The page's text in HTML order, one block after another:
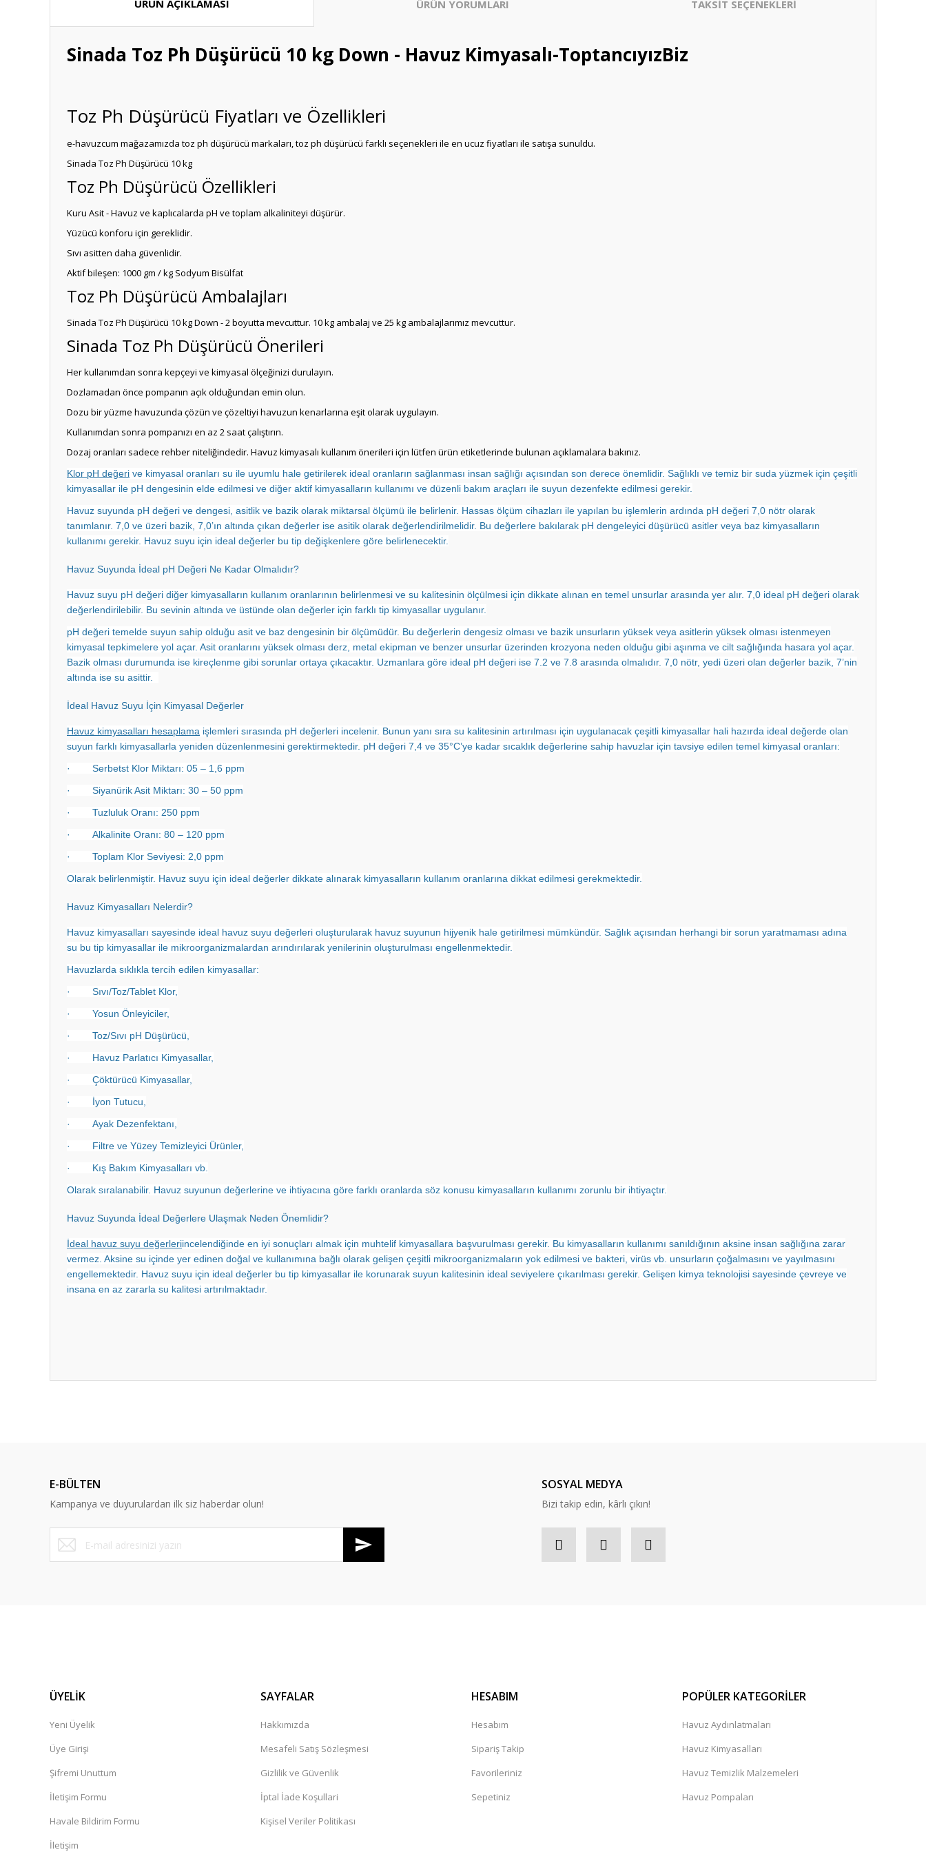
ÜRÜN AÇIKLAMASI ÜRÜN YORUMLARI TAKSİT SEÇENEKLERİ
Sinada Toz Ph Düşürücü 10 kg Down - Havuz Kimyasalı-ToptancıyızBiz
Toz Ph Düşürücü Fiyatları ve Özellikleri
e-havuzcum mağazamızda toz ph düşürücü markaları, toz ph düşürücü farklı seçenekleri ile en ucuz fiyatları ile satışa sunuldu.
Sinada Toz Ph Düşürücü 10 kg
Toz Ph Düşürücü Özellikleri
Kuru Asit - Havuz ve kaplıcalarda pH ve toplam alkaliniteyi düşürür.
Yüzücü konforu için gereklidir.
Sıvı asitten daha güvenlidir.
Aktif bileşen: 1000 gm / kg Sodyum Bisülfat
Toz Ph Düşürücü Ambalajları
Sinada Toz Ph Düşürücü 10 kg Down - 2 boyutta mevcuttur. 10 kg ambalaj ve 25 kg ambalajlarımız mevcuttur.
Sinada Toz Ph Düşürücü Önerileri
Her kullanımdan sonra kepçeyi ve kimyasal ölçeğinizi durulayın.
Dozlamadan önce pompanın açık olduğundan emin olun.
Dozu bir yüzme havuzunda çözün ve çözeltiyi havuzun kenarlarına eşit olarak uygulayın.
Kullanımdan sonra pompanızı en az 2 saat çalıştırın.
Dozaj oranları sadece rehber niteliğindedir. Havuz kimyasalı kullanım önerileri için lütfen ürün etiketlerinde bulunan açıklamalara bakınız.
Klor pH değeri ve kimyasal oranları su ile uyumlu hale getirilerek ideal oranların sağlanması insan sağlığı açısından son derece önemlidir. Sağlıklı ve temiz bir suda yüzmek için çeşitli
kimyasallar ile pH dengesinin elde edilmesi ve diğer aktif kimyasalların kullanımı ve düzenli bakım araçları ile suyun dezenfekte edilmesi gerekir.
Havuz suyunda pH değeri ve dengesi, asitlik ve bazik olarak miktarsal ölçümü ile belirlenir. Hassas ölçüm cihazları ile yapılan bu işlemlerin ardında pH değeri 7,0 nötr olarak
tanımlanır. 7,0 ve üzeri bazik, 7,0’ın altında çıkan değerler ise asitik olarak değerlendirilmelidir. Bu değerlere bakılarak pH dengeleyici düşürücü asitler veya baz kimyasalların
kullanımı gerekir. Havuz suyu için ideal değerler bu tip değişkenlere göre belirlenecektir.
Havuz Suyunda İdeal pH Değeri Ne Kadar Olmalıdır?
Havuz suyu pH değeri diğer kimyasalların kullanım oranlarının belirlenmesi ve su kalitesinin ölçülmesi için dikkate alınan en temel unsurlar arasında yer alır. 7,0 ideal pH değeri olarak
değerlendirilebilir. Bu sevinin altında ve üstünde olan değerler için farklı tip kimyasallar uygulanır.
pH değeri temelde suyun sahip olduğu asit ve baz dengesinin bir ölçümüdür. Bu değerlerin dengesiz olması ve bazik unsurların yüksek veya asitlerin yüksek olması istenmeyen
kimyasal tepkimelere yol açar. Asit oranlarını yüksek olması derz, metal ekipman ve benzer unsurlar üzerinden krozyona neden olduğu gibi aşınma ve cilt sağlığında hasara yol açar.
Bazik olması durumunda ise kireçlenme gibi sorunlar ortaya çıkacaktır. Uzmanlara göre ideal pH değeri ise 7.2 ve 7.8 arasında olmalıdır. 7,0 nötr, yedi üzeri olan değerler bazik, 7’nin
altında ise su asittir.
İdeal Havuz Suyu İçin Kimyasal Değerler
Havuz kimyasalları hesaplama işlemleri sırasında pH değerleri incelenir. Bunun yanı sıra su kalitesinin artırılması için uygulanacak çeşitli kimyasallar hali hazırda ideal değerde olan
suyun farklı kimyasallarla yeniden düzenlenmesini gerektirmektedir. pH değeri 7,4 ve 35°C’ye kadar sıcaklık değerlerine sahip havuzlar için tavsiye edilen temel kimyasal oranları:
· Serbetst Klor Miktarı: 05 – 1,6 ppm
· Siyanürik Asit Miktarı: 30 – 50 ppm
· Tuzluluk Oranı: 250 ppm
· Alkalinite Oranı: 80 – 120 ppm
· Toplam Klor Seviyesi: 2,0 ppm
Olarak belirlenmiştir. Havuz suyu için ideal değerler dikkate alınarak kimyasalların kullanım oranlarına dikkat edilmesi gerekmektedir.
Havuz Kimyasalları Nelerdir?
Havuz kimyasalları sayesinde ideal havuz suyu değerleri oluşturularak havuz suyunun hijyenik hale getirilmesi mümkündür. Sağlık açısından herhangi bir sorun yaratmaması adına
su bu tip kimyasallar ile mikroorganizmalardan arındırılarak yenilerinin oluşturulması engellenmektedir.
Havuzlarda sıklıkla tercih edilen kimyasallar:
· Sıvı/Toz/Tablet Klor,
· Yosun Önleyiciler,
· Toz/Sıvı pH Düşürücü,
· Havuz Parlatıcı Kimyasallar,
· Çöktürücü Kimyasallar,
· İyon Tutucu,
· Ayak Dezenfektanı,
· Filtre ve Yüzey Temizleyici Ürünler,
· Kış Bakım Kimyasalları vb.
Olarak sıralanabilir. Havuz suyunun değerlerine ve ihtiyacına göre farklı oranlarda söz konusu kimyasalların kullanımı zorunlu bir ihtiyaçtır.
Havuz Suyunda İdeal Değerlere Ulaşmak Neden Önemlidir?
İdeal havuz suyu değerleriincelendiğinde en iyi sonuçları almak için muhtelif kimyasallara başvurulması gerekir. Bu kimyasalların kullanımı sanıldığının aksine insan sağlığına zarar
vermez. Aksine su içinde yer edinen doğal ve kullanımına bağlı olarak gelişen çeşitli mikroorganizmaların yok edilmesi ve bakteri, virüs vb. unsurların çoğalmasını ve yayılmasını
engellemektedir. Havuz suyu için ideal değerler bu tip kimyasallar ile korunarak suyun kalitesinin ideal seviyelere çıkarılması gerekir. Gelişen kimya teknolojisi sayesinde çevreye ve
insana en az zararla su kalitesi artırılmaktadır.
E-BÜLTEN
Kampanya ve duyurulardan ilk siz haberdar olun!
SOSYAL MEDYA
Bizi takip edin, kârlı çıkın!
ÜYELİK
Yeni Üyelik
Üye Girişi
Şifremi Unuttum
İletişim Formu
Havale Bildirim Formu
İletişim
SAYFALAR
Hakkımızda
Mesafeli Satış Sözleşmesi
Gizlilik ve Güvenlik
İptal İade Koşullari
Kişisel Veriler Politikası
HESABIM
Hesabım
Sipariş Takip
Favorileriniz
Sepetiniz
POPÜLER KATEGORİLER
Havuz Aydınlatmaları
Havuz Kimyasalları
Havuz Temizlik Malzemeleri
Havuz Pompaları